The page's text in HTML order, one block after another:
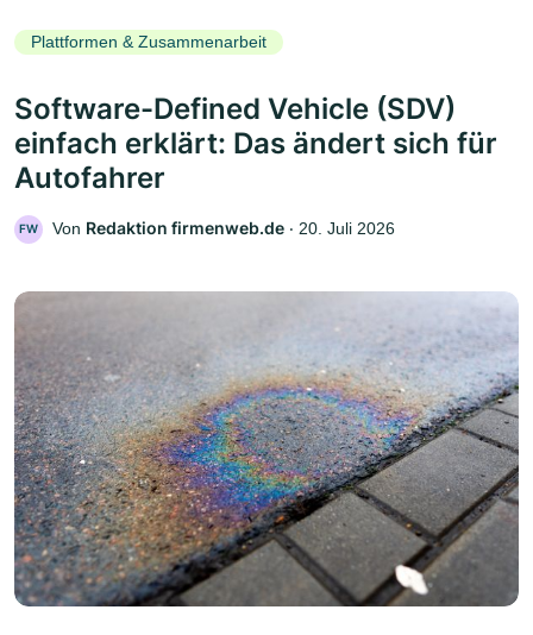
Plattformen & Zusammenarbeit
Software-Defined Vehicle (SDV)
einfach erklärt: Das ändert sich für
Autofahrer
FW Von Redaktion firmenweb.de ‧ 20. Juli 2026